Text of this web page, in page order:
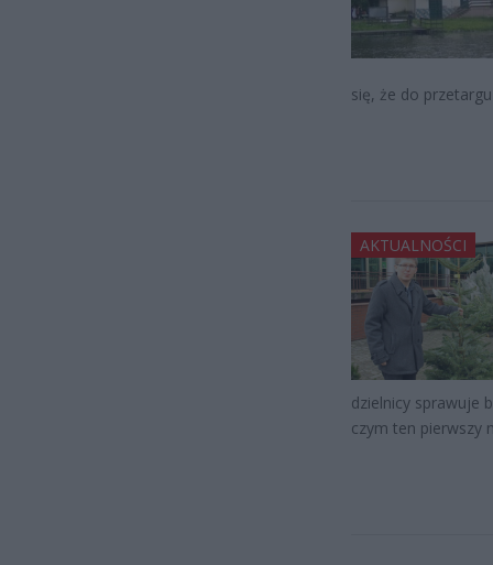
się, że do
AKTUALNOŚCI
dzielnicy sprawuje
czym ten pierwszy